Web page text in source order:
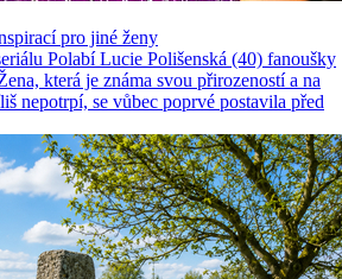
pro jiné ženy
Polabí Lucie Polišenská (40) fanoušky
která je známa svou přirozeností a na
nepotrpí, se vůbec poprvé postavila před